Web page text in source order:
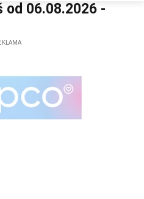
od 06.08.2026 -